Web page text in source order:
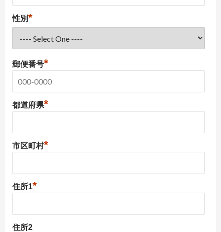
性別*
郵便番号*
都道府県*
市区町村*
住所1*
住所2